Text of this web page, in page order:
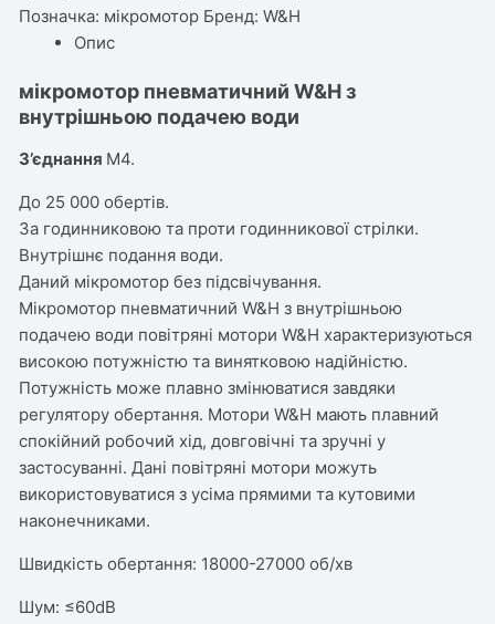
води
кількість
Позначка: мікромотор Бренд:W&H
Опис
мікромотор пневматичний W&H з
внутрішньою подачею води
З’єднання M4.
До 25 000 обертів.
За годинниковою та проти годинникової стрілки.
Внутрішнє подання води.
Даний мікромотор без підсвічування.
Мікромотор пневматичний W&H з внутрішньою
подачею води повітряні мотори W&H характеризуються
високою потужністю та винятковою надійністю.
Потужність може плавно змінюватися завдяки
регулятору обертання. Мотори W&H мають плавний
спокійний робочий хід, довговічні та зручні у
застосуванні. Дані повітряні мотори можуть
використовуватися з усіма прямими та кутовими
наконечниками.
Швидкість обертання: 18000-27000 об/хв
Шум: ≤60dB